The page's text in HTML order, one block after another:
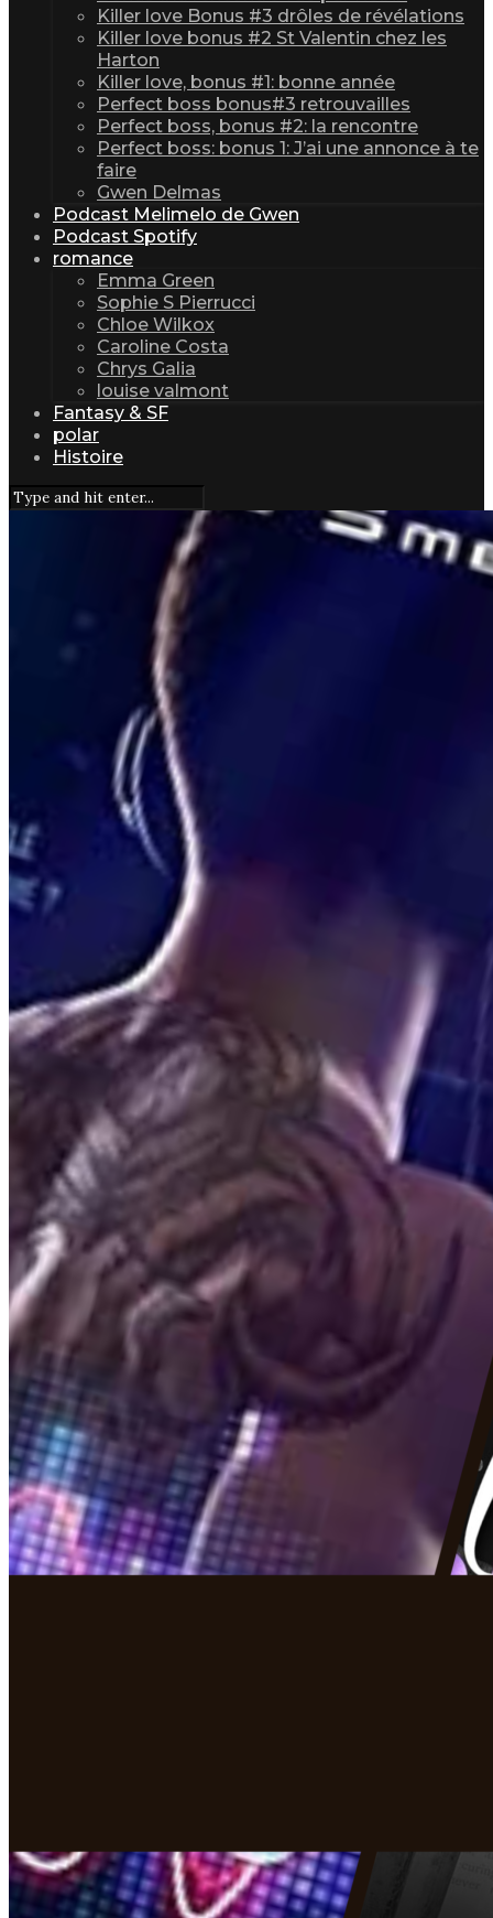
Killer love Bonus #3 drôles de révélations
Killer love bonus #2 St Valentin chez les
Harton
Killer love, bonus #1: bonne année
Perfect boss bonus#3 retrouvailles
Perfect boss, bonus #2: la rencontre
Perfect boss: bonus 1: J’ai une annonce à te
faire
Gwen Delmas
Podcast Melimelo de Gwen
Podcast Spotify
romance
Emma Green
Sophie S Pierrucci
Chloe Wilkox
Caroline Costa
Chrys Galia
louise valmont
Fantasy & SF
polar
Histoire